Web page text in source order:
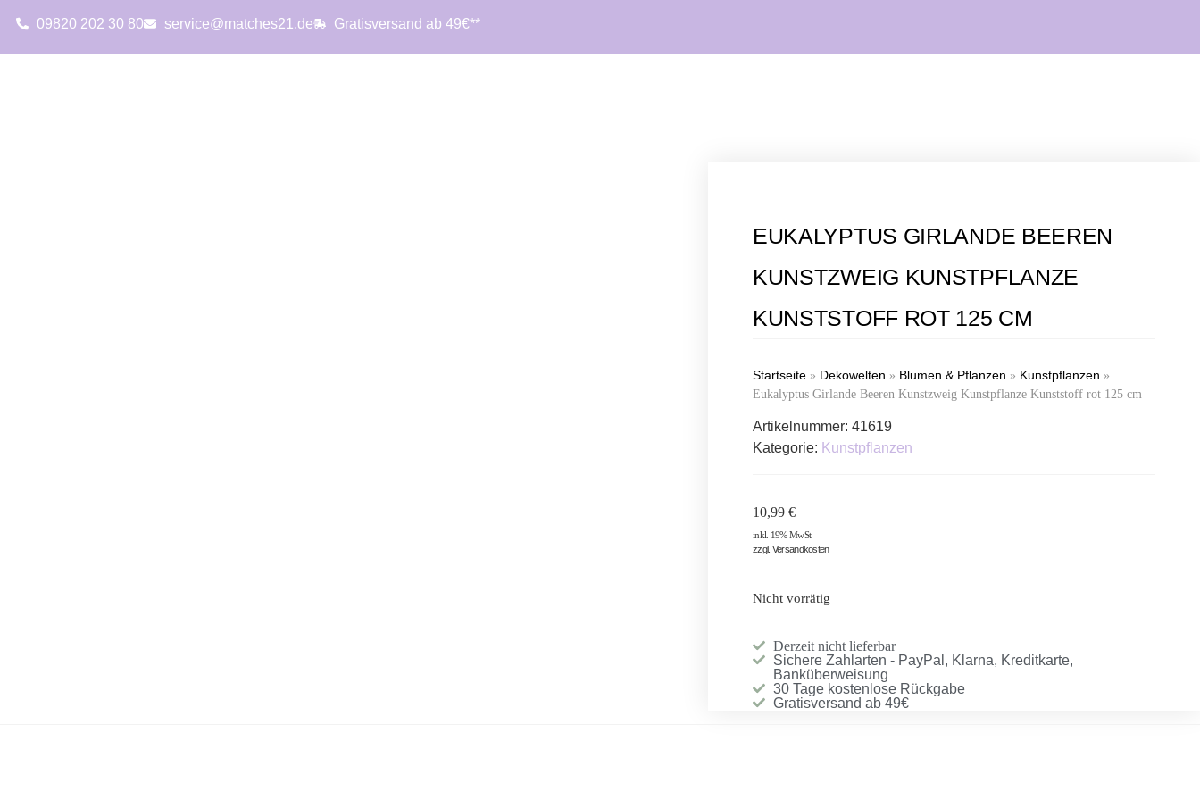
09820 202 30 80 service@matches21.de Gratisversand ab 49€**
EUKALYPTUS GIRLANDE BEEREN
KUNSTZWEIG KUNSTPFLANZE
KUNSTSTOFF ROT 125 CM
Startseite» Dekowelten » Blumen & Pflanzen » Kunstpflanzen »
Eukalyptus Girlande Beeren Kunstzweig Kunstpflanze Kunststoff rot 125 cm
Artikelnummer: 41619
Kategorie: Kunstpflanzen
10,99 €
inkl. 19% MwSt.
zzgl. Versandkosten
Nicht vorrätig
Derzeit nicht lieferbar
Sichere Zahlarten - PayPal, Klarna, Kreditkarte,
Banküberweisung
30 Tage kostenlose Rückgabe
Gratisversand ab 49€